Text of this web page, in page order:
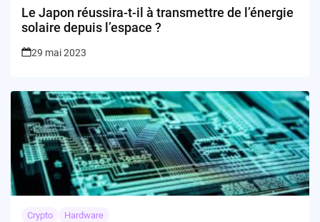
Le Japon réussira-t-il à transmettre de l’énergie
solaire depuis l’espace ?
29 mai 2023
Crypto Hardware